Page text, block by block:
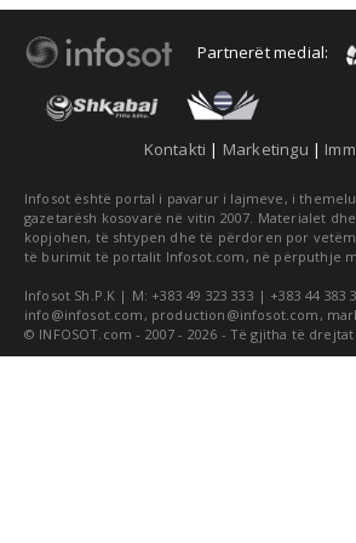
Partnerët medial:
Kontakti | Marketingu |
Infosot është portal i pavarur i lajmeve, i
gazetarësh kosovarë në vitin 2007. Materialet
kopjohen, të shtypen dhe të përdoren por
të burimit të portalit Infosot.com, në përputhje
Infosot Sh.P.K | M: +383 49 323 333 | +383 44 383
info@infosot.com , production@infosot.com ,
© INFOSOT.com - 2007 - 2026 - Të gjitha të